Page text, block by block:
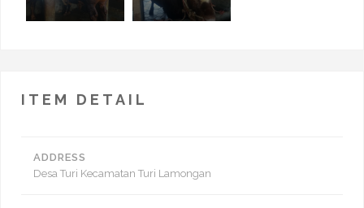
ITEM DETAIL
ADDRESS
Desa Turi Kecamatan Turi Lamongan